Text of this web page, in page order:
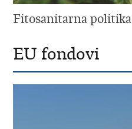
Fitosanitarna politika
EU fondovi